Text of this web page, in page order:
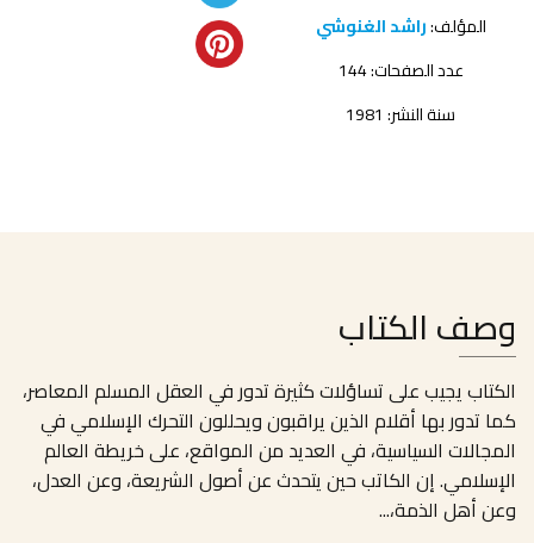
المؤلف:راشد الغنوشي
عدد الصفحات: 144
سنة النشر: 1981
وصف الكتاب
الكتاب يجيب على تساؤلات كثيرة تدور في العقل المسلم المعاصر،
كما تدور بها أقلام الذين يراقبون ويحللون التحرك الإسلامي في
المجالات السياسية، في العديد من المواقع، على خريطة العالم
الإسلامي. إن الكاتب حين يتحدث عن أصول الشريعة، وعن العدل،
وعن أهل الذمة،...